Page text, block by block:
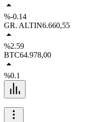
%-0.14
GR. ALTIN6.660,55
%2.59
BTC64.978,00
%0.1